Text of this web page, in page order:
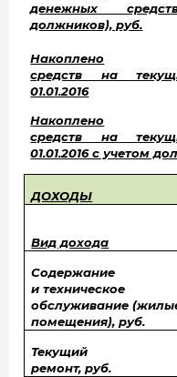
денежных
должников), руб.
Накоплено
средств на
01.01.2016
Накоплено
средств на
01.01.2016 с учетом
ДОХОДЫ
Вид дохода
Содержание
и техническое
обслуживание
помещения), руб.
Текущий
ремонт, руб.